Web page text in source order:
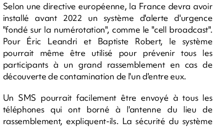
Selon une directive européenne, la France devra avoir
installé avant 2022 un système d'alerte d'urgence
"fondé sur la numérotation", comme le "cell broadcast".
Pour Éric Leandri et Baptiste Robert, le système
pourrait même être utilisé pour prévenir tous les
participants à un grand rassemblement en cas de
découverte de contamination de l'un d'entre eux.
Un SMS pourrait facilement être envoyé à tous les
téléphones qui ont borné à l'antenne du lieu de
rassemblement, expliquent-ils. La sécurité du système